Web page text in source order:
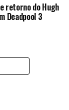
retorno do Hugh
Deadpool 3